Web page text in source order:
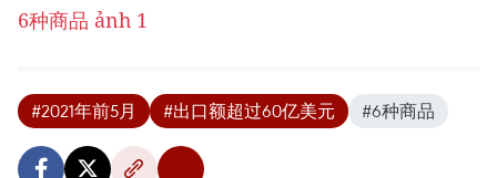
#2021年前5月 #出口额超过60亿美元 #6种商品